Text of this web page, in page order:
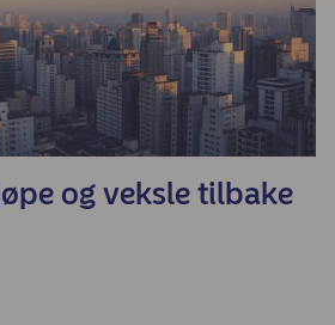
og veksle tilbake